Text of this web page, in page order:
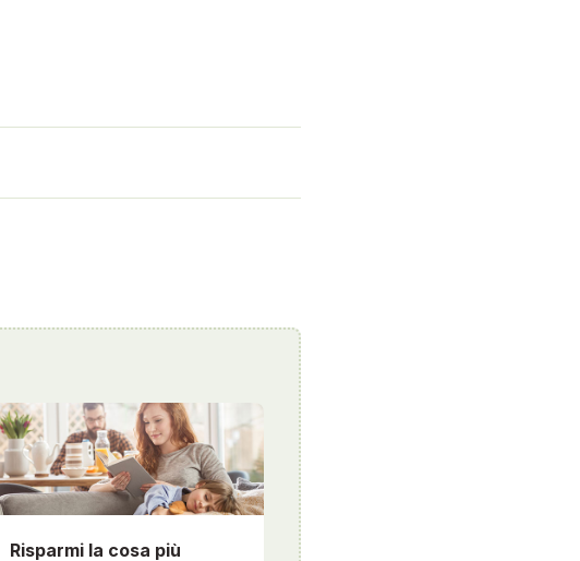
Risparmi la cosa più